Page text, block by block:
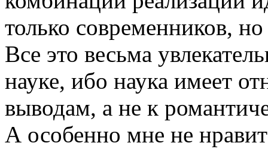
только современников,
Все это весьма
науке, ибо наука имеет
выводам, а не к
А особенно мне не